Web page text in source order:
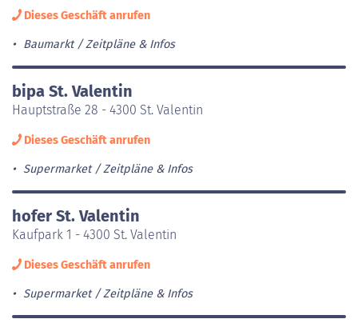
Dieses Geschäft anrufen
Baumarkt Zeitpläne & Infos
bipa St. Valentin
Hauptstraße 28 - 4300 St. Valentin
Dieses Geschäft anrufen
Supermarket Zeitpläne & Infos
hofer St. Valentin
Kaufpark 1 - 4300 St. Valentin
Dieses Geschäft anrufen
Supermarket Zeitpläne & Infos